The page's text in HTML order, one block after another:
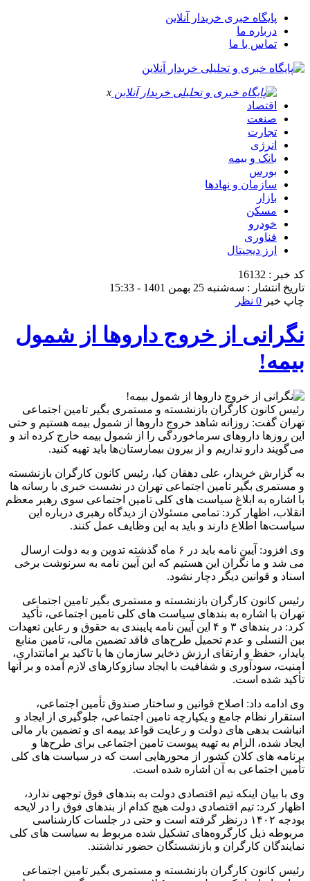
پایگاه خبری خریدار آنلاین
درباره ما
تماس با ما
x
اقتصاد
صنعت
تجارت
انرژی
بانک و بیمه
بورس
سازمان و نهادها
بازار
مسکن
خودرو
فناوری
ارز دیجیتال
کد خبر : 16132
تاریخ انتشار : سه‌شنبه 25 بهمن 1401 - 15:33
چاپ خبر 0 نظر
نگرانی از خروج دارو‌ها از شمول
بیمه!
رئیس کانون کارگران بازنشسته و مستمری بگیر تامین اجتماعی
تهران گفت: روزانه شاهد خروج داروها از شمول بیمه هستیم و حتی
این روزها داروهای سرماخوردگی را از شمول بیمه خارج کرده اند و
می‌گویند دارو نداریم و از بیرون بیمارستان‌ها باید تهیه کنید.
به گزارش خریدار، علی دهقان کیا، رئیس کانون کارگران بازنشسته
و مستمری بگیر تامین اجتماعی تهران در نشست خبری با رسانه ها
با اشاره به ابلاغ سیاست های کلی تامین اجتماعی سوی رهبر معظم
انقلاب، اظهار کرد: تمامی مسئولان از دیدگاه رهبری درباره این
سیاست‌ها اطلاع دارند و باید به این وظایف عمل کنند.
وی افزود: آیین نامه باید در ۶ ماه گذشته تدوین و به دولت ارسال
می شد و ما نگران این هستیم که این آیین نامه به سرنوشت برخی
اسناد و قوانین دیگر دچار نشود.
رئیس کانون کارگران بازنشسته و مستمری بگیر تامین اجتماعی
تهران با اشاره به بندهای سیاست های کلی تامین اجتماعی، تأکید
کرد: در بندهای ۳ و ۴ این آیین نامه پایبندی به حقوق و رعاین تعهدات
بین النسلی و عدم تحمیل طرح‌های فاقد تضمین مالی، تامین منابع
پایدار، حفظ و ارتقای ارزش ذخایر سازمان ها با تاکید بر امانتداری،
امنیت، سودآوری و شفافیت با ایجاد سازوکارهای لازم آمده و بر آنها
تأکید شده است.
وی ادامه داد: اصلاح قوانین و ساختار صندوق تأمین اجتماعی،
استقرار نظام جامع و یکپارچه تامین اجتماعی، جلوگیری از ایجاد و
انباشت بدهی های دولت و رعایت قواعد بیمه ای و تضمین بار مالی
ایجاد شده، الزام به تهیه پیوست تامین اجتماعی برای طرح‌ها و
برنامه های کلان کشور از محورهایی است که در سیاست های کلی
تأمین اجتماعی به آن اشاره شده است.
وی با بیان اینکه تیم اقتصادی دولت به بندهای فوق توجهی ندارد،
اظهار کرد: تیم اقتصادی دولت هیچ کدام از بندهای فوق را در لایحه
بودجه ۱۴۰۲ درنظر گرفته است و حتی در جلسات کارشناسی
مربوطه ذیل کارگروه‌های تشکیل شده مربوط به سیاست های کلی
نمایندگان کارگران و بازنشستگان حضور نداشتند.
رئیس کانون کارگران بازنشسته و مستمری بگیر تامین اجتماعی